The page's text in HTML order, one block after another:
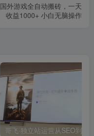
国外游戏全自动搬砖，一天
收益1000+ 小白无脑操作